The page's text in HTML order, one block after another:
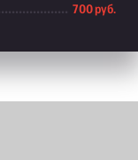
700 руб.